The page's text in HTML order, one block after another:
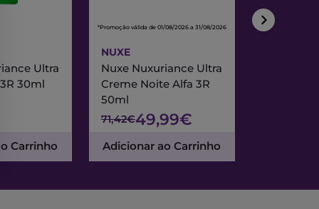
Ultra
30ml
Carrinho
*Promoção válida de 01/08/2026 a 31/08/2026
NUXE
Nuxe Nuxuriance Ultra
Creme Noite Alfa 3R
50ml
71,42€49,99€
Adicionar ao Carrinho
*Promoção válida